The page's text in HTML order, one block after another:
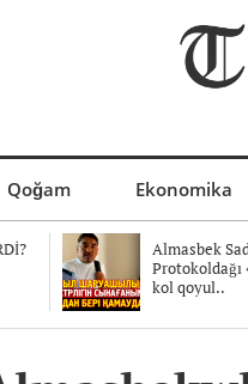
Qoğam Ekonomika
Almasbek
Protokoldağı
kol qoyul..